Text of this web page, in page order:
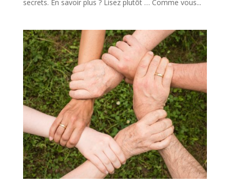
secrets. En savoir plus ? Lisez plutôt … Comme vous...